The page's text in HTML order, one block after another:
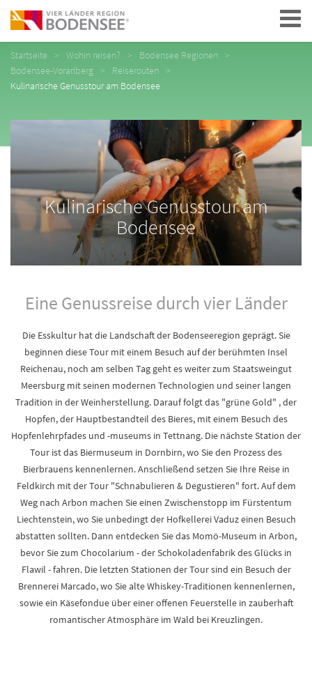
Navigation
Startseite Wohin reisen?
Bodensee Regionen
Bodensee-Vorarlberg
Reiserouten
Kulinarische Genusstour am Bodensee
Kulinarische Genusstour am
Bodensee
Eine Genussreise durch vier Länder
Die Esskultur hat die Landschaft der Bodenseeregion geprägt. Sie
beginnen diese Tour mit einem Besuch auf der berühmten Insel
Reichenau, noch am selben Tag geht es weiter zum Staatsweingut
Meersburg mit seinen modernen Technologien und seiner langen
Tradition in der Weinherstellung. Darauf folgt das "grüne Gold" , der
Hopfen, der Hauptbestandteil des Bieres, mit einem Besuch des
Hopfenlehrpfades und -museums in Tettnang. Die nächste Station der
Tour ist das Biermuseum in Dornbirn, wo Sie den Prozess des
Bierbrauens kennenlernen. Anschließend setzen Sie Ihre Reise in
Feldkirch mit der Tour "Schnabulieren & Degustieren" fort. Auf dem
Weg nach Arbon machen Sie einen Zwischenstopp im Fürstentum
Liechtenstein, wo Sie unbedingt der Hofkellerei Vaduz einen Besuch
abstatten sollten. Dann entdecken Sie das Momö-Museum in Arbon,
bevor Sie zum Chocolarium - der Schokoladenfabrik des Glücks in
Flawil - fahren. Die letzten Stationen der Tour sind ein Besuch der
Brennerei Marcado, wo Sie alte Whiskey-Traditionen kennenlernen,
sowie ein Käsefondue über einer offenen Feuerstelle in zauberhaft
romantischer Atmosphäre im Wald bei Kreuzlingen.